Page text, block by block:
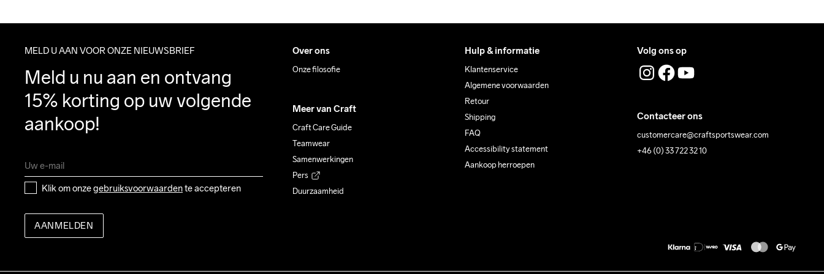
MELD U AAN VOOR ONZE NIEUWSBRIEF
Meld u nu aan en ontvang
15% korting op uw volgende
aankoop!
Klik om onze gebruiksvoorwaarden te accepteren
AANMELDEN
Over ons
Onze filosofie
Meer van Craft
Craft Care Guide
Teamwear
Samenwerkingen
Pers
Duurzaamheid
Hulp & informatie
Klantenservice
Algemene voorwaarden
Retour
Shipping
FAQ
Accessibility statement
Aankoop herroepen
Volg ons op
Contacteer ons
customercare@craftsportswear.com
+46 (0) 33 722 32 10